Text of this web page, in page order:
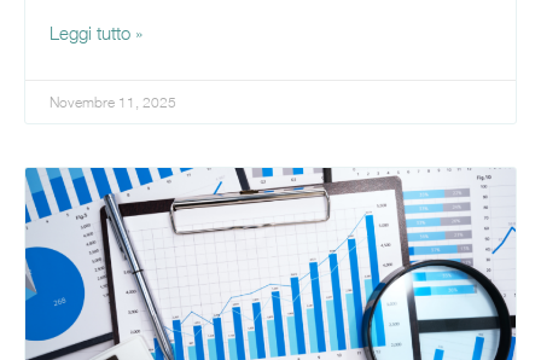
Leggi tutto »
Novembre 11, 2025